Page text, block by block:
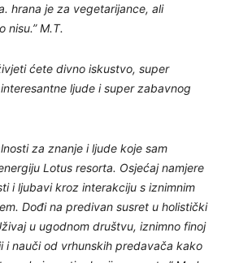
hrana je za vegetarijance, ali
nisu.” M.T.
ćete divno iskustvo, super
ljude i super zabavnog
za znanje i ljude koje sam
Lotus resorta. Osjećaj namjere
i ljubavi kroz interakciju s iznimnim
Dođi na predivan susret u holistički
u ugodnom društvu, iznimno finoj
i nauči od vrhunskih predavača kako